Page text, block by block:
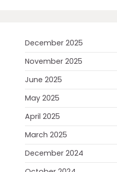
December 2025
November 2025
June 2025
May 2025
April 2025
March 2025
December 2024